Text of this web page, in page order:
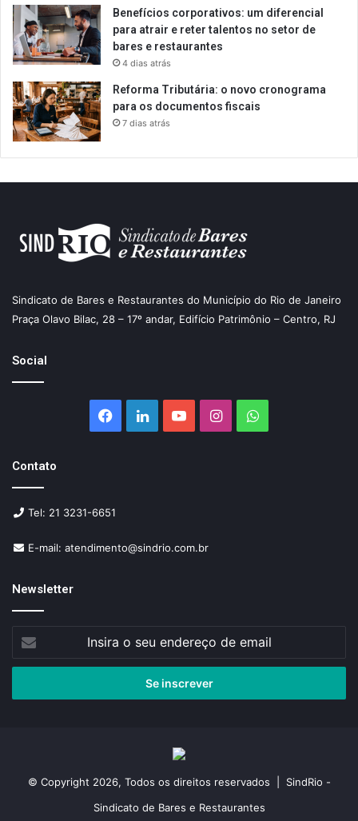
Benefícios corporativos: um diferencial
para atrair e reter talentos no setor de
bares e restaurantes
4 dias atrás
Reforma Tributária: o novo cronograma
para os documentos fiscais
7 dias atrás
Sindicato de Bares e Restaurantes do Município do Rio de Janeiro
Praça Olavo Bilac, 28 – 17º andar, Edifício Patrimônio – Centro, RJ
Social
Facebook
LinkedinYouTubeInstagramWhatsApp
Contato
Tel: 21 3231-6651
E-mail: atendimento@sindrio.com.br
Newsletter
seu
de
© Copyright 2026, Todos os direitos reservados | SindRio -
Sindicato de Bares e Restaurantes